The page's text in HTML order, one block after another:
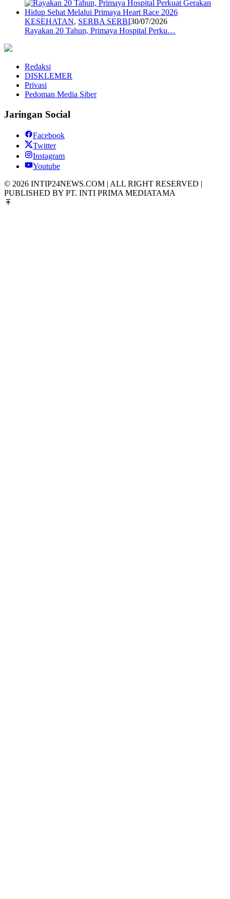
KESEHATAN, SERBA SERBI30/07/2026
Rayakan 20 Tahun, Primaya Hospital Perku…
Redaksi
DISKLEMER
Privasi
Pedoman Media Siber
Jaringan Social
Facebook
Twitter
Instagram
Youtube
© 2026 INTIP24NEWS.COM | ALL RIGHT RESERVED |
PUBLISHED BY PT. INTI PRIMA MEDIATAMA